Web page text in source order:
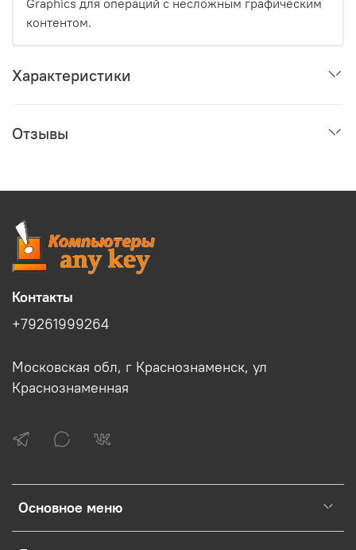
Graphics для операций с несложным графическим
контентом.
Характеристики
Отзывы
Основное меню
Контакты
+79261999264
Московская обл, г Краснознаменск, ул
Краснознаменная